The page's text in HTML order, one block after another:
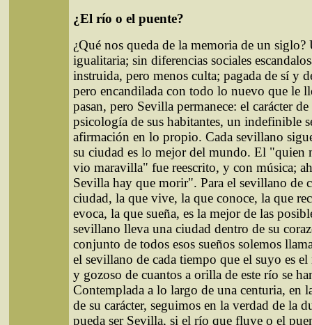
¿El río o el puente?
¿Qué nos queda de la memoria de un siglo?
igualitaria; sin diferencias sociales
instruida, pero menos culta; pagada de sí y
pero encandilada con todo lo nuevo que le
pasan, pero Sevilla permanece: el carácter
psicología de sus habitantes, un indefinible
afirmación en lo propio. Cada sevillano
su ciudad es lo mejor del mundo. El "quien
vio maravilla" fue reescrito, y con música;
Sevilla hay que morir". Para el sevillano de
ciudad, la que vive, la que conoce, la que
evoca, la que sueña, es la mejor de las
sevillano lleva una ciudad dentro de su
conjunto de todos esos sueños solemos
el sevillano de cada tiempo que el suyo es el
y gozoso de cuantos a orilla de este río se
Contemplada a lo largo de una centuria, en
de su carácter, seguimos en la verdad de la
pueda ser Sevilla, si el río que fluye o el